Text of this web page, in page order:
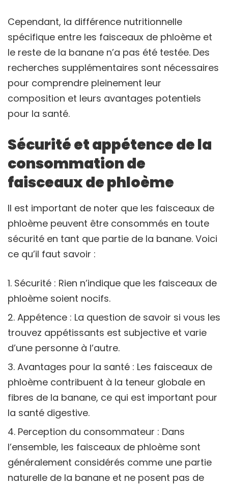
Cependant, la différence nutritionnelle
spécifique entre les faisceaux de phloème et
le reste de la banane n’a pas été testée. Des
recherches supplémentaires sont nécessaires
pour comprendre pleinement leur
composition et leurs avantages potentiels
pour la santé.
Sécurité et appétence de la
consommation de
faisceaux de phloème
Il est important de noter que les faisceaux de
phloème peuvent être consommés en toute
sécurité en tant que partie de la banane. Voici
ce qu’il faut savoir :
Sécurité : Rien n’indique que les faisceaux de
phloème soient nocifs.
Appétence : La question de savoir si vous les
trouvez appétissants est subjective et varie
d’une personne à l’autre.
Avantages pour la santé : Les faisceaux de
phloème contribuent à la teneur globale en
fibres de la banane, ce qui est important pour
la santé digestive.
Perception du consommateur : Dans
l’ensemble, les faisceaux de phloème sont
généralement considérés comme une partie
naturelle de la banane et ne posent pas de